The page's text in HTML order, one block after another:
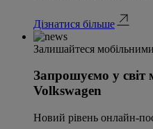
Дізнатися більше
Залишайтеся
Запрошуємо у світ
Volkswagen
Новий рівень онлайн-